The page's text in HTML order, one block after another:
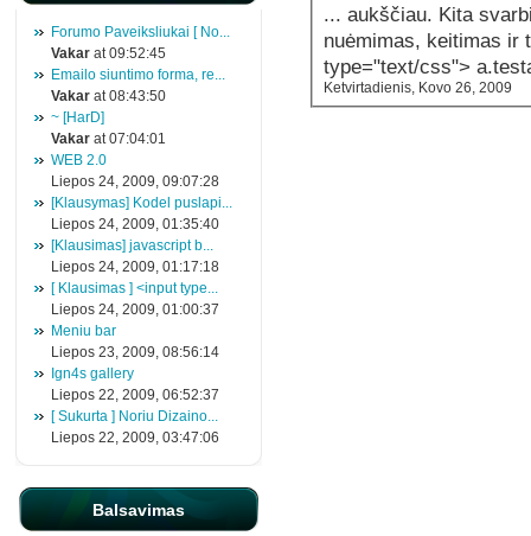
Forumo Paveiksliukai [ No...
Vakar at 09:52:45
Emailo siuntimo forma, re...
Vakar at 08:43:50
~ [HarD]
Vakar at 07:04:01
WEB 2.0
Liepos 24, 2009, 09:07:28
[Klausymas] Kodel puslapi...
Liepos 24, 2009, 01:35:40
[Klausimas] javascript b...
Liepos 24, 2009, 01:17:18
[ Klausimas ] <input type...
Liepos 24, 2009, 01:00:37
Meniu bar
Liepos 23, 2009, 08:56:14
Ign4s gallery
Liepos 22, 2009, 06:52:37
[ Sukurta ] Noriu Dizaino...
Liepos 22, 2009, 03:47:06
Balsavimas
... aukščiau. Kita svarbi jQuery užduotis yra CSS klasių pridėjimas,
Ketvirtadienis, Kovo 26, 2009